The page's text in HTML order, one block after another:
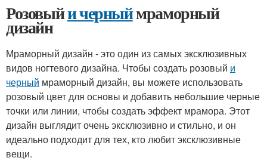
Розовыйи черныймраморный
дизайн
Мраморный дизайн - это один из самых эксклюзивных
видов ногтевого дизайна. Чтобы создать розовый и
черный мраморный дизайн, вы можете использовать
розовый цвет для основы и добавить небольшие черные
точки или линии, чтобы создать эффект мрамора. Этот
дизайн выглядит очень эксклюзивно и стильно, и он
идеально подходит для тех, кто любит эксклюзивные
вещи.